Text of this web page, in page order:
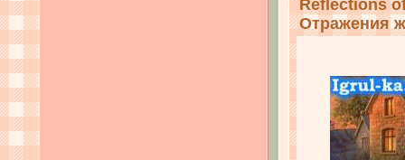
Reflections
Отражения